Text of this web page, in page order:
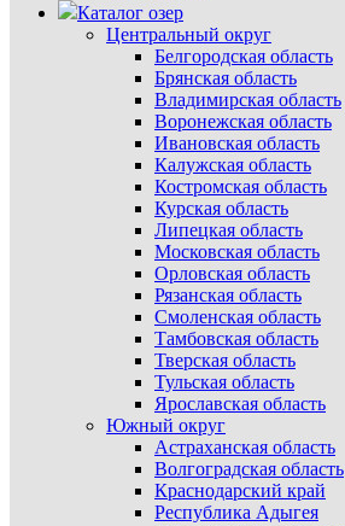
Каталог озер
Центральный округ
Белгородская область
Брянская область
Владимирская область
Воронежская область
Ивановская область
Калужская область
Костромская область
Курская область
Липецкая область
Московская область
Орловская область
Рязанская область
Смоленская область
Тамбовская область
Тверская область
Тульская область
Ярославская область
Южный округ
Астраханская область
Волгоградская область
Краснодарский край
Республика Адыгея